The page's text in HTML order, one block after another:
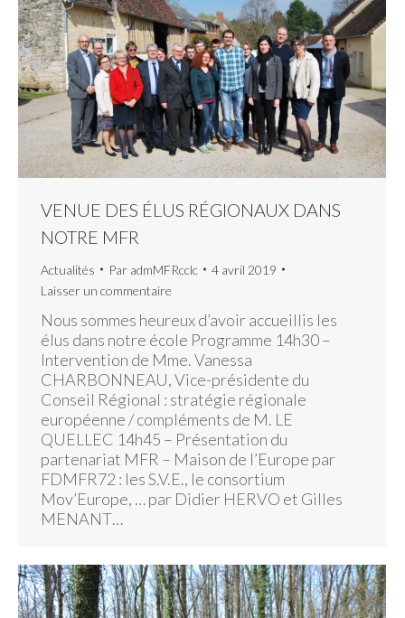
VENUE DES ÉLUS RÉGIONAUX DANS
NOTRE MFR
Actualités Par admMFRcclc
4 avril 2019
Laisser un commentaire
Nous sommes heureux d’avoir accueillis les
élus dans notre école Programme 14h30 –
Intervention de Mme. Vanessa
CHARBONNEAU, Vice-présidente du
Conseil Régional : stratégie régionale
européenne / compléments de M. LE
QUELLEC 14h45 – Présentation du
partenariat MFR – Maison de l’Europe par
FDMFR72 : les S.V.E., le consortium
Mov’Europe, … par Didier HERVO et Gilles
MENANT…